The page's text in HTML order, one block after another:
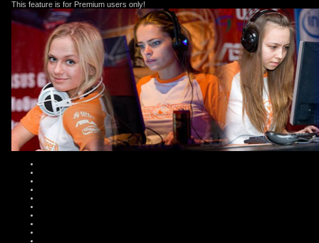
This feature is for Premium users only!